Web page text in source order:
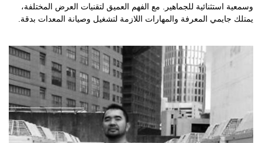
وسمعية استثنائية للجماهير. مع الفهم العميق لتقنيات العرض المختلفة،
يمتلك جايمي المعرفة والمهارات اللازمة لتشغيل وصيانة المعدات بدقة.